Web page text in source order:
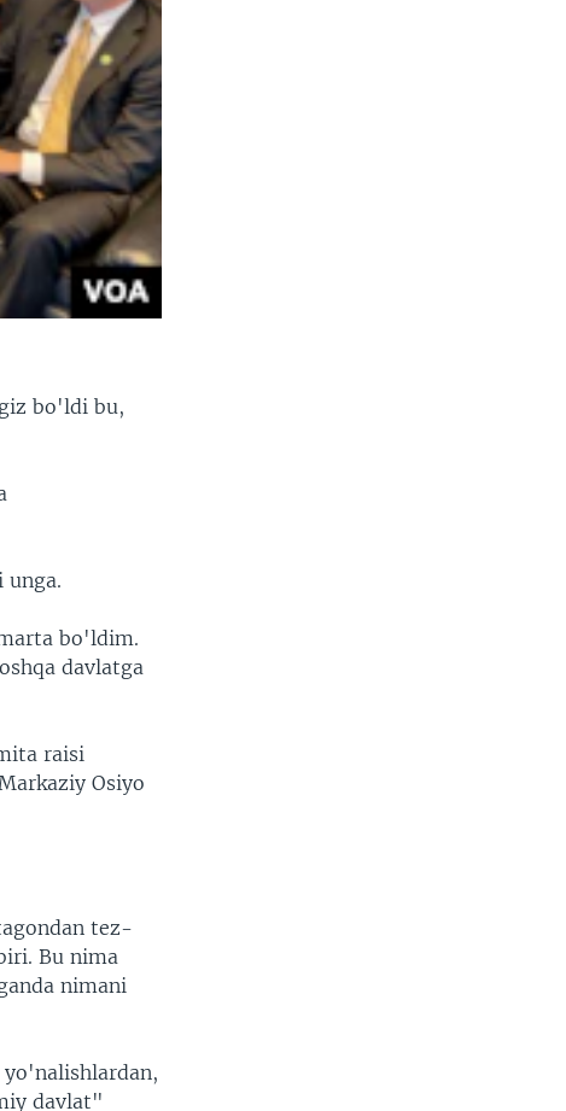
bo'ldi bu,
unga.
bo'ldim.
davlatga
raisi
Osiyo
tez-
Bu nima
nimani
davlat"